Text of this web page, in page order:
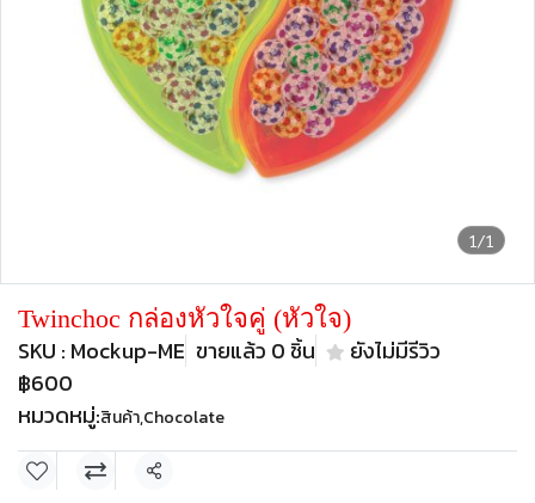
1/1
Twinchoc กล่องหัวใจคู่ (หัวใจ)
SKU : Mockup-ME ขายแล้ว 0 ชิ้น
ยังไม่มีรีวิว
฿600
หมวดหมู่:สินค้า,Chocolate
แชร์